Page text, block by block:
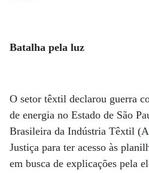
Batalha pela luz
O setor têxtil declarou guerra
de energia no Estado de São
Brasileira da Indústria Têxtil
Justiça para ter acesso às
em busca de explicações pela